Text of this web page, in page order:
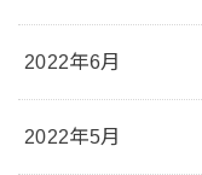
2022年6月
2022年5月